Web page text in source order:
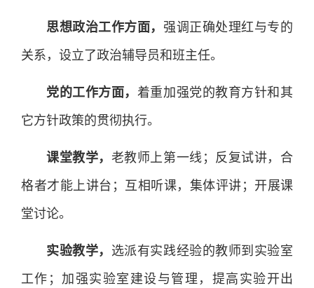
思想政治工作方面， 强调正确处理红与专的
关系，设立了政治辅导员和班主任。
党的工作方面， 着重加强党的教育方针和其
它方针政策的贯彻执行。
课堂教学， 老教师上第一线；反复试讲，合
格者才能上讲台；互相听课，集体评讲；开展课
堂讨论。
实验教学， 选派有实践经验的教师到实验室
工作；加强实验室建设与管理，提高实验开出